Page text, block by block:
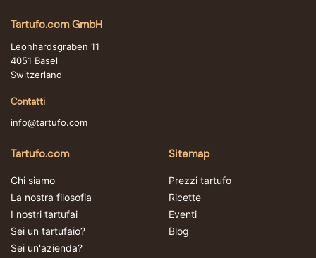
Tartufo.com GmbH
Leonhardsgraben 11
4051 Basel
Switzerland
Contatti
info@tartufo.com
Tartufo.com
Chi siamo
La nostra filosofia
I nostri tartufai
Sei un tartufaio?
Sei un'azienda?
Sitemap
Prezzi tartufo
Ricette
Eventi
Blog